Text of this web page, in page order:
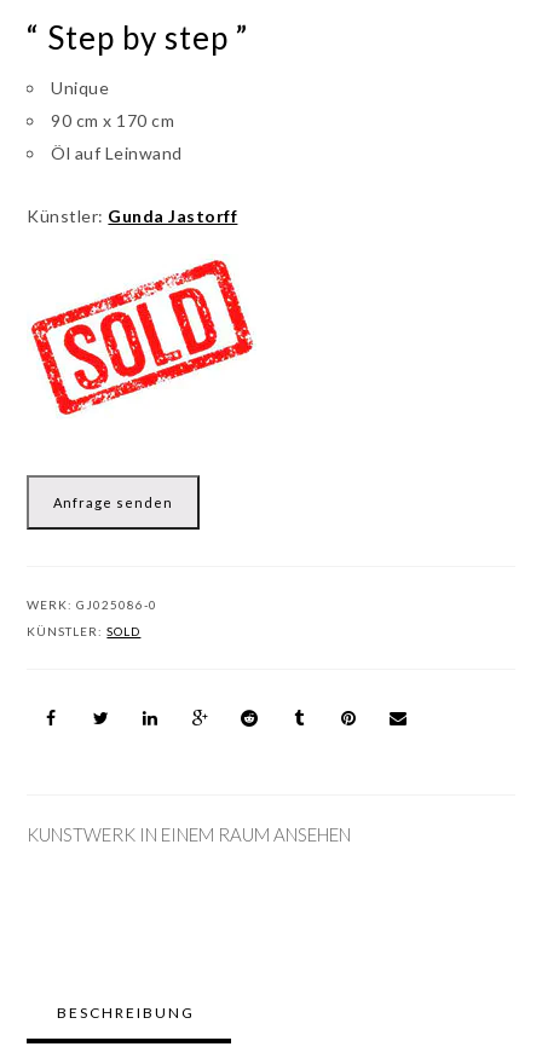
“ Step by step ”
Unique
90 cm x 170 cm
Öl auf Leinwand
Künstler: Gunda Jastorff
Anfrage senden
WERK:GJ025086-0
KÜNSTLER:SOLD
KUNSTWERK IN EINEM RAUM ANSEHEN
BESCHREIBUNG